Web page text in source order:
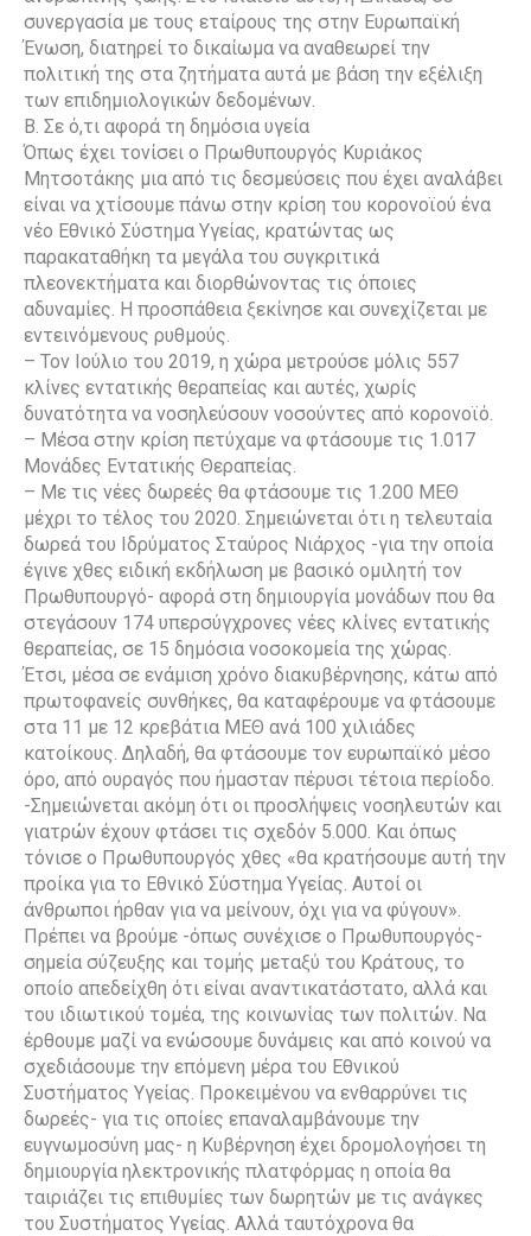
συνεργασία με τους εταίρους της στην Ευρωπαϊκή
Ένωση, διατηρεί το δικαίωμα να αναθεωρεί την
πολιτική της στα ζητήματα αυτά με βάση την εξέλιξη
των επιδημιολογικών δεδομένων.
Β. Σε ό,τι αφορά τη δημόσια υγεία
Όπως έχει τονίσει ο Πρωθυπουργός Κυριάκος
Μητσοτάκης μια από τις δεσμεύσεις που έχει αναλάβει
είναι να χτίσουμε πάνω στην κρίση του κορονοϊού ένα
νέο Εθνικό Σύστημα Υγείας, κρατώντας ως
παρακαταθήκη τα μεγάλα του συγκριτικά
πλεονεκτήματα και διορθώνοντας τις όποιες
αδυναμίες. Η προσπάθεια ξεκίνησε και συνεχίζεται με
εντεινόμενους ρυθμούς.
– Τον Ιούλιο του 2019, η χώρα μετρούσε μόλις 557
κλίνες εντατικής θεραπείας και αυτές, χωρίς
δυνατότητα να νοσηλεύσουν νοσούντες από κορονοϊό.
– Μέσα στην κρίση πετύχαμε να φτάσουμε τις 1.017
Μονάδες Εντατικής Θεραπείας.
– Με τις νέες δωρεές θα φτάσουμε τις 1.200 ΜΕΘ
μέχρι το τέλος του 2020. Σημειώνεται ότι η τελευταία
δωρεά του Ιδρύματος Σταύρος Νιάρχος -για την οποία
έγινε χθες ειδική εκδήλωση με βασικό ομιλητή τον
Πρωθυπουργό- αφορά στη δημιουργία μονάδων που θα
στεγάσουν 174 υπερσύγχρονες νέες κλίνες εντατικής
θεραπείας, σε 15 δημόσια νοσοκομεία της χώρας.
Έτσι, μέσα σε ενάμιση χρόνο διακυβέρνησης, κάτω από
πρωτοφανείς συνθήκες, θα καταφέρουμε να φτάσουμε
στα 11 με 12 κρεβάτια ΜΕΘ ανά 100 χιλιάδες
κατοίκους. Δηλαδή, θα φτάσουμε τον ευρωπαϊκό μέσο
όρο, από ουραγός που ήμασταν πέρυσι τέτοια περίοδο.
-Σημειώνεται ακόμη ότι οι προσλήψεις νοσηλευτών και
γιατρών έχουν φτάσει τις σχεδόν 5.000. Και όπως
τόνισε ο Πρωθυπουργός χθες «θα κρατήσουμε αυτή την
προίκα για το Εθνικό Σύστημα Υγείας. Αυτοί οι
άνθρωποι ήρθαν για να μείνουν, όχι για να φύγουν».
Πρέπει να βρούμε -όπως συνέχισε ο Πρωθυπουργός-
σημεία σύζευξης και τομής μεταξύ του Κράτους, το
οποίο απεδείχθη ότι είναι αναντικατάστατο, αλλά και
του ιδιωτικού τομέα, της κοινωνίας των πολιτών. Να
έρθουμε μαζί να ενώσουμε δυνάμεις και από κοινού να
σχεδιάσουμε την επόμενη μέρα του Εθνικού
Συστήματος Υγείας. Προκειμένου να ενθαρρύνει τις
δωρεές- για τις οποίες επαναλαμβάνουμε την
ευγνωμοσύνη μας- η Κυβέρνηση έχει δρομολογήσει τη
δημιουργία ηλεκτρονικής πλατφόρμας η οποία θα
ταιριάζει τις επιθυμίες των δωρητών με τις ανάγκες
του Συστήματος Υγείας. Αλλά ταυτόχρονα θα